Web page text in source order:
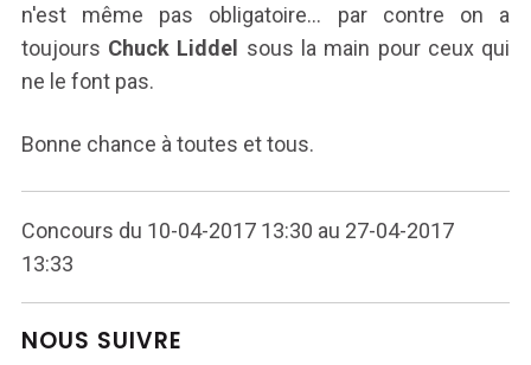
n'est même pas obligatoire... par contre on a
toujours Chuck Liddel sous la main pour ceux qui
ne le font pas.
Bonne chance à toutes et tous.
Concours du 10-04-2017 13:30 au 27-04-2017
13:33
NOUS SUIVRE